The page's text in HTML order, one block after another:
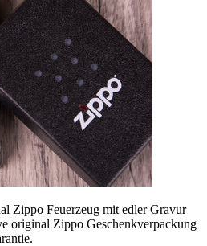
Zippo Feuerzeug mit edler Gravur
original Zippo Geschenkverpackung